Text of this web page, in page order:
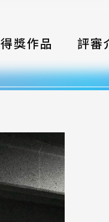
得獎作品 評審